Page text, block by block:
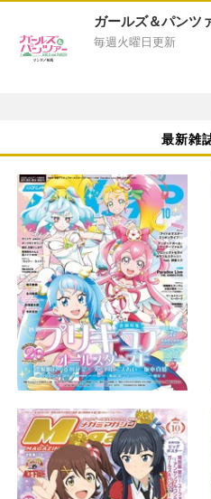
ガールズ＆パンツ
毎週火曜日更新
最新雑